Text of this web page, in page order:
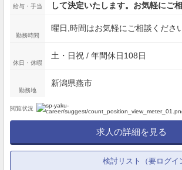
給与・手当
して決定いたします。お気軽にご
勤務時間
曜日,時間はお気軽にご相談くださ
休日・休暇
土・日祝 / 年間休日108日
勤務地
新潟県燕市
閲覧状況
求人の詳細を見る
検討リスト（要ログイ